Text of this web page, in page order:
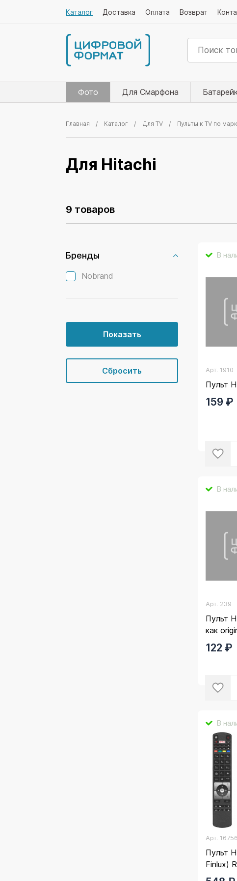
Каталог Доставка Оплата Возврат
Фото Для Смарфона
Главная Каталог Для TV Пульты к TV по
Для Hitachi
9 товаров
Бренды
Nobrand
В
Арт.1910
Пульт
159 ₽
В
Арт. 239
Пульт
как
122 ₽
В
Арт.
Пульт
Finlux)